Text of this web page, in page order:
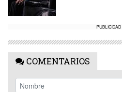
PUBLICIDAD
COMENTARIOS